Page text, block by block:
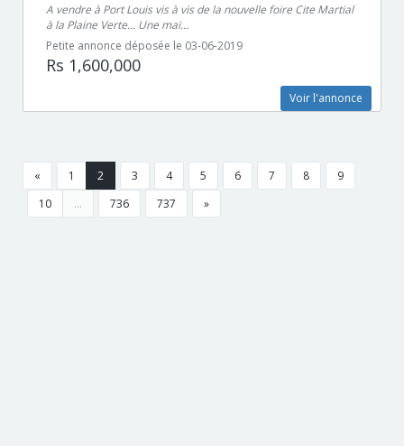
A vendre à Port Louis vis à vis de la nouvelle foire Cite Martial
à la Plaine Verte... Une mai...
Petite annonce déposée le 03-06-2019
Rs 1,600,000
Voir l'annonce
« 1 2 3 4 5 6 7 8
9
10
... 736 737 »